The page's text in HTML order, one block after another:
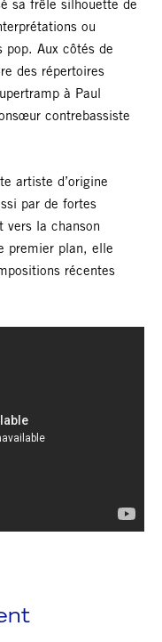
sa frêle silhouette de
ou
pop. Aux côtés de
des répertoires
à Paul
contrebassiste
artiste d’origine
par de fortes
vers la chanson
premier plan, elle
récentes